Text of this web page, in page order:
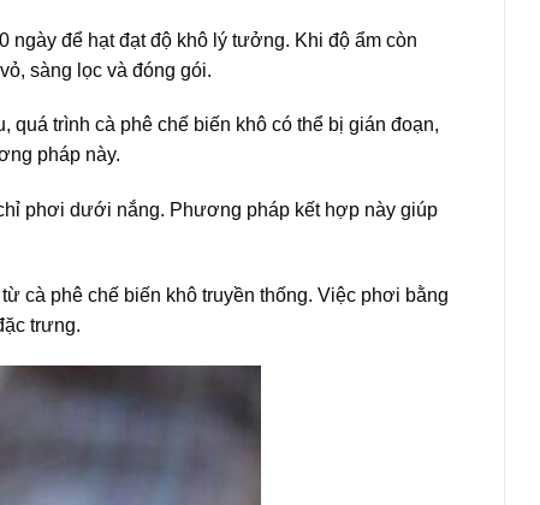
để hạt đạt độ khô lý tưởng. Khi độ ẩm còn
sàng lọc và đóng gói.
quá trình cà phê chế biến khô có thể bị gián đoạn,
pháp này.
phơi dưới nắng. Phương pháp kết hợp này giúp
cà phê chế biến khô truyền thống. Việc phơi bằng
trưng.